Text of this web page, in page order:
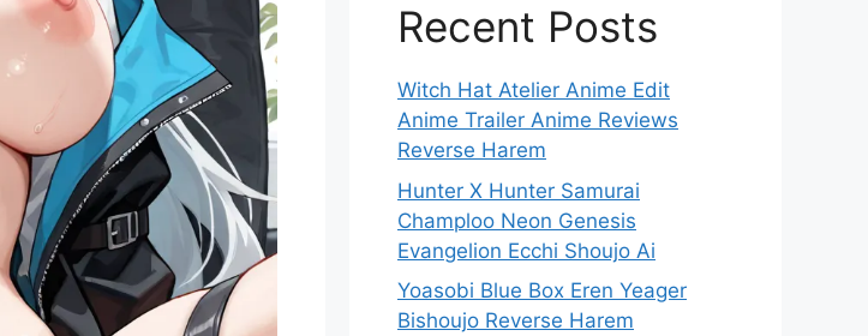
Recent Posts
Witch Hat Atelier Anime Edit
Anime Trailer Anime Reviews
Reverse Harem
Hunter X Hunter Samurai
Champloo Neon Genesis
Evangelion Ecchi Shoujo Ai
Yoasobi Blue Box Eren Yeager
Bishoujo Reverse Harem